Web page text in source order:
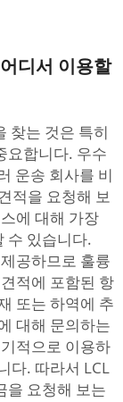
디서 이용할
찾는 것은 특히
요합니다. 우수
운송 회사를 비
적을 요청해 보
에 대해 가장
수 있습니다.
공하므로 훌륭
적에 포함된 항
또는 하역에 추
대해 문의하는
적으로 이용하
다. 따라서 LCL
을 요청해 보는